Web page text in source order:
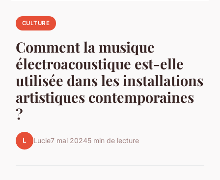
CULTURE
Comment la musique
électroacoustique est-elle
utilisée dans les installations
artistiques contemporaines
?
L Lucie7 mai 20245 min de lecture